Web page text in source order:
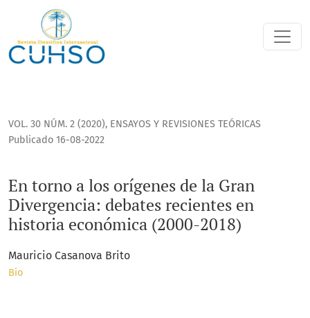
En torno a los orígenes de la Gran Divergencia: debates
VOL. 30 NÚM. 2 (2020), ENSAYOS Y REVISIONES TEÓRICAS
En torno a los orígenes de la Gran
Divergencia: debates recientes en
historia económica (2000-2018)
Publicado 16-08-2022
Mauricio Casanova Brito
Bio